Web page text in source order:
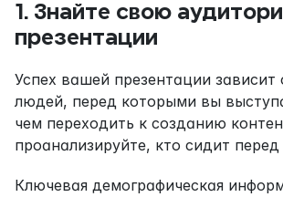
1. Знайте свою
презентации
Успех вашей презентации зависит
людей, перед которыми вы
чем переходить к созданию
проанализируйте, кто сидит
Ключевая демографическая